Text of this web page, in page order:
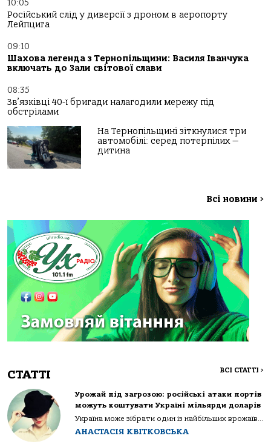
10:05
Російський слід у диверсії з дроном в аеропорту
Лейпцига
09:10
Шахова легенда з Тернопільщини: Василя Іванчука
включать до Зали світової слави
08:35
Зв’язківці 40-ї бригади налагодили мережу під
обстрілами
На Тернопільщині зіткнулися три
автомобілі: серед потерпілих —
дитина
Всі новини >
СТАТТІ ВСІ СТАТТІ >
Урожай під загрозою: російські атаки портів
можуть коштувати Україні мільярди доларів
Україна може зібрати один із найбільших врожаїв...
АНАСТАСІЯ КВІТКОВСЬКА